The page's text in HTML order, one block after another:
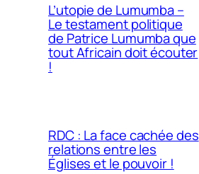
L’utopie de Lumumba –
Le testament politique
de Patrice Lumumba que
tout Africain doit écouter
!
RDC : La face cachée des
relations entre les
Églises et le pouvoir !